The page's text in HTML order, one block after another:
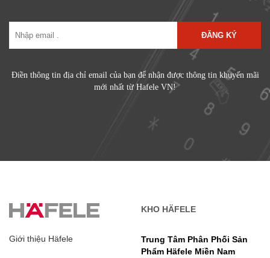
ĐĂNG KÝ
Điền thông tin địa chỉ email của bạn để nhận được thông tin khuyến mãi
mới nhất từ Hafele VN!
Giới thiệu Häfele
KHO HÄFELE
Trung Tâm Phân Phối Sản
Phẩm Häfele Miền Nam